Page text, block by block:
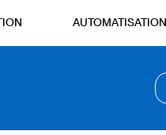
AUTOMATISATION